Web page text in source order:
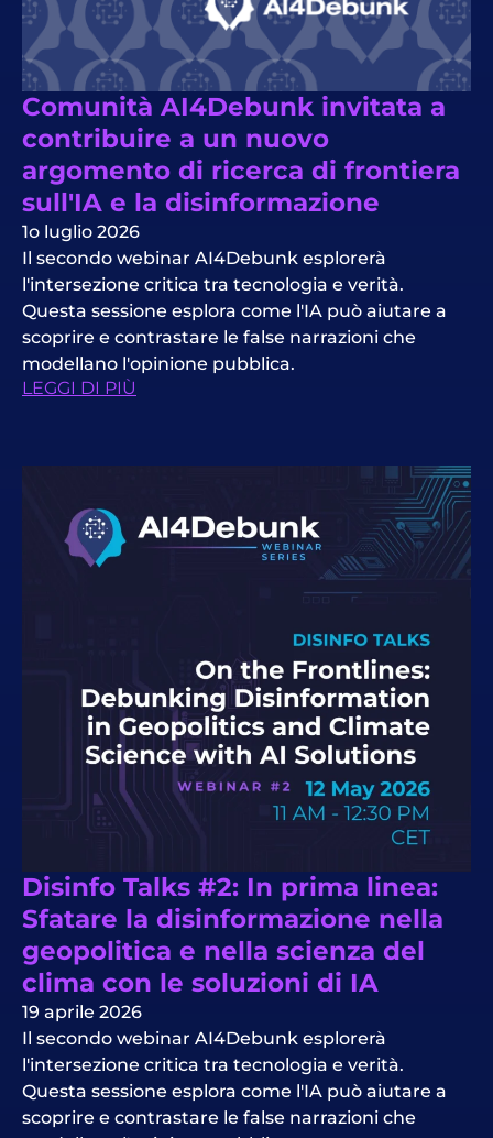
Comunità AI4Debunk invitata a
contribuire a un nuovo
argomento di ricerca di frontiera
sull'IA e la disinformazione
1o luglio 2026
Il secondo webinar AI4Debunk esplorerà
l'intersezione critica tra tecnologia e verità.
Questa sessione esplora come l'IA può aiutare a
scoprire e contrastare le false narrazioni che
modellano l'opinione pubblica.
LEGGI DI PIÙ
Disinfo Talks #2: In prima linea:
Sfatare la disinformazione nella
geopolitica e nella scienza del
clima con le soluzioni di IA
19 aprile 2026
Il secondo webinar AI4Debunk esplorerà
l'intersezione critica tra tecnologia e verità.
Questa sessione esplora come l'IA può aiutare a
scoprire e contrastare le false narrazioni che